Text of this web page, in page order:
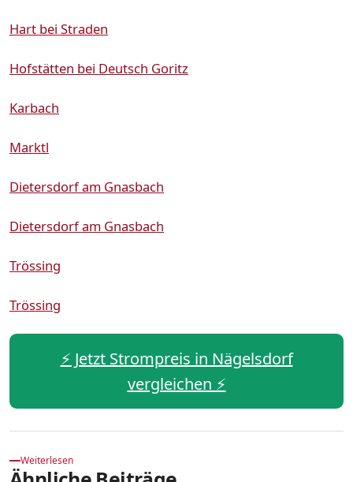
Hart bei Straden
Hofstätten bei Deutsch Goritz
Karbach
Marktl
Dietersdorf am Gnasbach
Dietersdorf am Gnasbach
Trössing
Trössing
⚡️ Jetzt Strompreis in Nägelsdorf
vergleichen ⚡️
Weiterlesen